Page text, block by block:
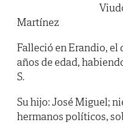
Martínez
Falleció en Erandio, el
años de edad,
S.
Su hijo: José Miguel;
hermanos políticos,